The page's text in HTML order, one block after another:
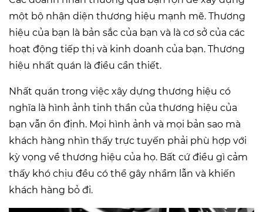
một bộ nhận diện thương hiệu mạnh mẽ. Thương
hiệu của bạn là bản sắc của bạn và là cơ sở của các
hoạt động tiếp thị và kinh doanh của bạn. Thương
hiệu nhất quán là điều cần thiết.
Nhất quán trong việc xây dựng thương hiệu có
nghĩa là hình ảnh tinh thần của thương hiệu của
bạn vẫn ổn định. Mọi hình ảnh và mọi bản sao mà
khách hàng nhìn thấy trực tuyến phải phù hợp với
kỳ vọng về thương hiệu của họ. Bất cứ điều gì cảm
thấy khó chịu đều có thể gây nhầm lẫn và khiến
khách hàng bỏ đi.